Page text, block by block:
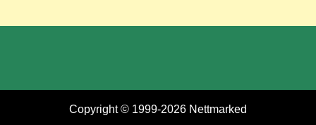
Copyright © 1999-2026 Nettmarked